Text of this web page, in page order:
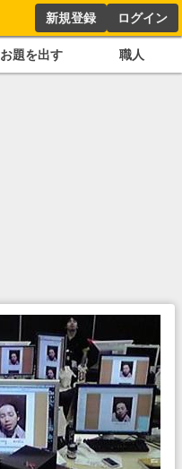
新規登録 ログイン
お題を出す 職人